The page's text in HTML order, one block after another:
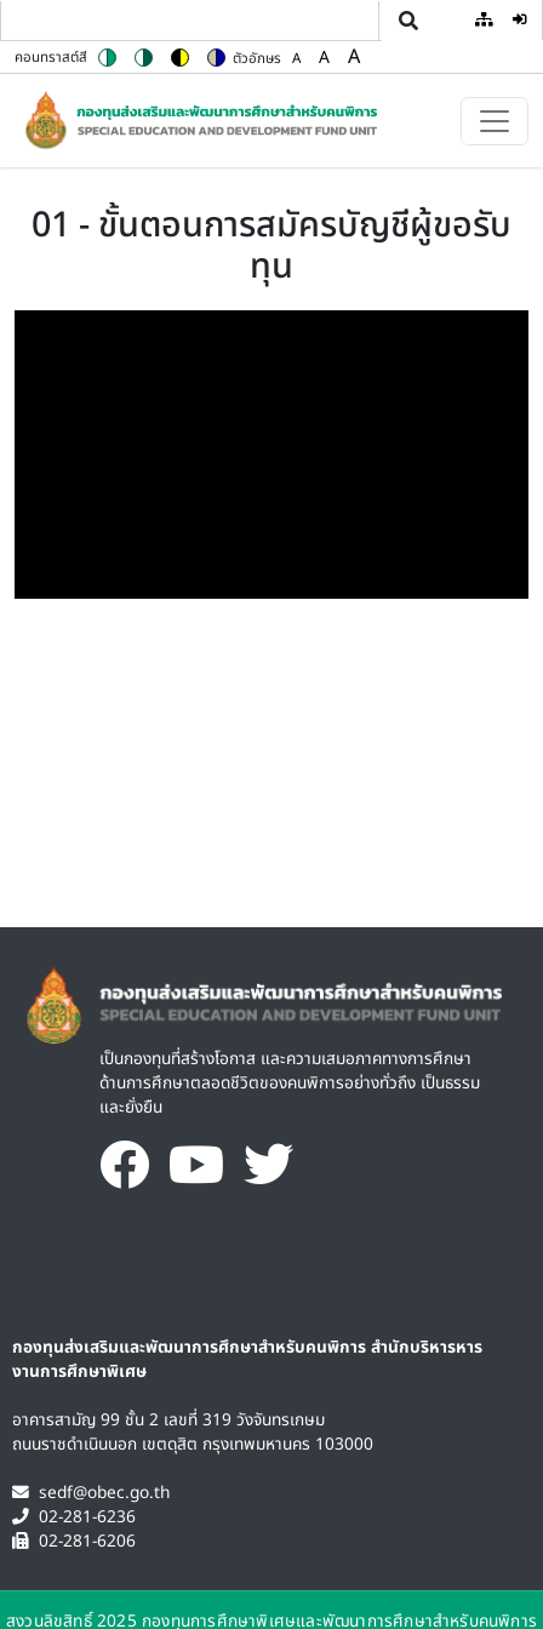
คอนทราสต์สี
Switch to color theme
Switch to high contrast theme
Switch to high visibility theme
Switch to soft theme
ตัวอักษร A
Set font size to 100%
A
Set font size to 125%
A
01 - ขั้นตอนการสมัครบัญชีผู้ขอรับ
ทุน
Image
เป็นกองทุนที่สร้างโอกาส และความเสมอภาคทางการศึกษา
ด้านการศึกษาตลอดชีวิตของคนพิการอย่างทั่วถึง เป็นธรรม
และยั่งยืน
กองทุนส่งเสริมและพัฒนาการศึกษาสำหรับคนพิการ สำนักบริหารหาร
งานการศึกษาพิเศษ
อาคารสามัญ 99 ชั้น 2 เลขที่ 319 วังจันทรเกษม
ถนนราชดำเนินนอก เขตดุสิต กรุงเทพมหานคร 103000
sedf@obec.go.th
02-281-6236
02-281-6206
สงวนลิขสิทธิ์ 2025 กองทุนการศึกษาพิเศษและพัฒนาการศึกษาสำหรับคนพิการ